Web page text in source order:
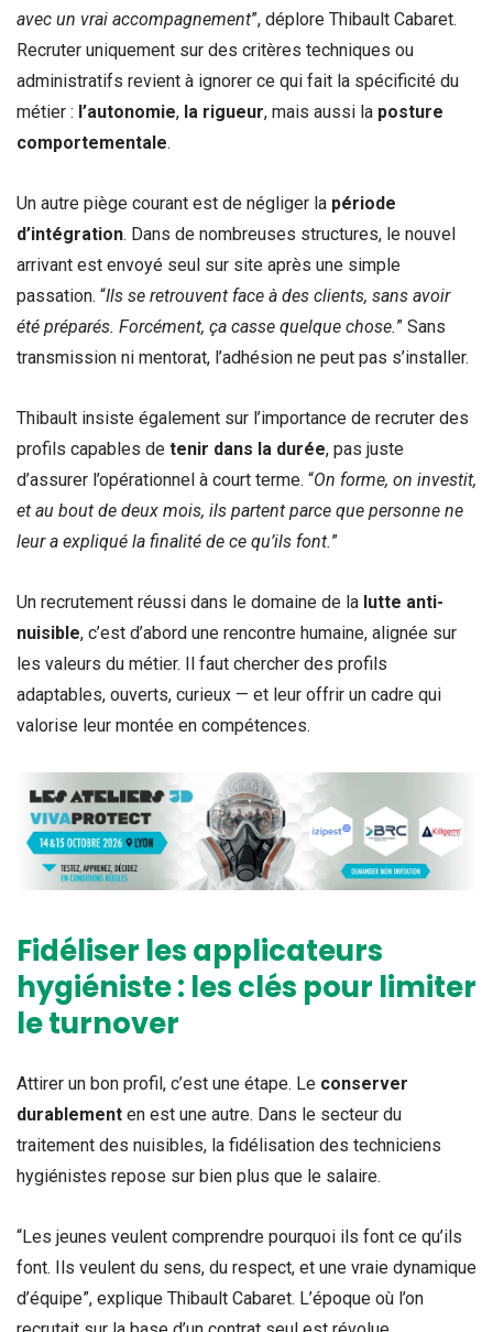
avec un vrai accompagnement”, déplore Thibault Cabaret.
Recruter uniquement sur des critères techniques ou
administratifs revient à ignorer ce qui fait la spécificité du
métier : l’autonomie, la rigueur, mais aussi la posture
comportementale.
Un autre piège courant est de négliger la période
d’intégration. Dans de nombreuses structures, le nouvel
arrivant est envoyé seul sur site après une simple
passation. “Ils se retrouvent face à des clients, sans avoir
été préparés. Forcément, ça casse quelque chose.” Sans
transmission ni mentorat, l’adhésion ne peut pas s’installer.
Thibault insiste également sur l’importance de recruter des
profils capables de tenir dans la durée, pas juste
d’assurer l’opérationnel à court terme. “On forme, on investit,
et au bout de deux mois, ils partent parce que personne ne
leur a expliqué la finalité de ce qu’ils font.”
Un recrutement réussi dans le domaine de la lutte anti-
nuisible, c’est d’abord une rencontre humaine, alignée sur
les valeurs du métier. Il faut chercher des profils
adaptables, ouverts, curieux — et leur offrir un cadre qui
valorise leur montée en compétences.
Fidéliser les applicateurs
hygiéniste : les clés pour limiter
le turnover
Attirer un bon profil, c’est une étape. Le conserver
durablement en est une autre. Dans le secteur du
traitement des nuisibles, la fidélisation des techniciens
hygiénistes repose sur bien plus que le salaire.
“Les jeunes veulent comprendre pourquoi ils font ce qu’ils
font. Ils veulent du sens, du respect, et une vraie dynamique
d’équipe”, explique Thibault Cabaret. L’époque où l’on